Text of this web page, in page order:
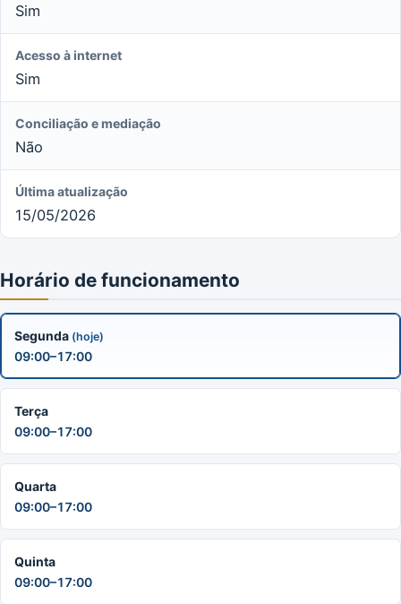
Sim
Acesso à internet
Sim
Conciliação e mediação
Não
Última atualização
15/05/2026
Horário de funcionamento
Segunda (hoje)
09:00–17:00
Terça
09:00–17:00
Quarta
09:00–17:00
Quinta
09:00–17:00